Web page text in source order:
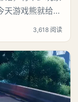
天游戏熊就给大
枪怎么过一、解
二、核心阵容
）：保证连击
115%收益薄荷
3,618 阅读